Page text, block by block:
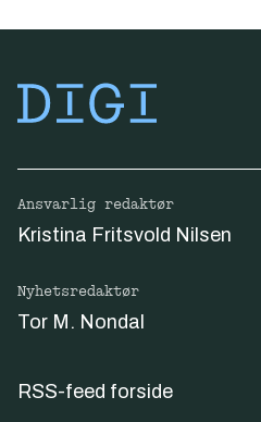
Ansvarlig redaktør
Kristina Fritsvold Nilsen
Nyhetsredaktør
Tor M. Nondal
RSS-feed forside